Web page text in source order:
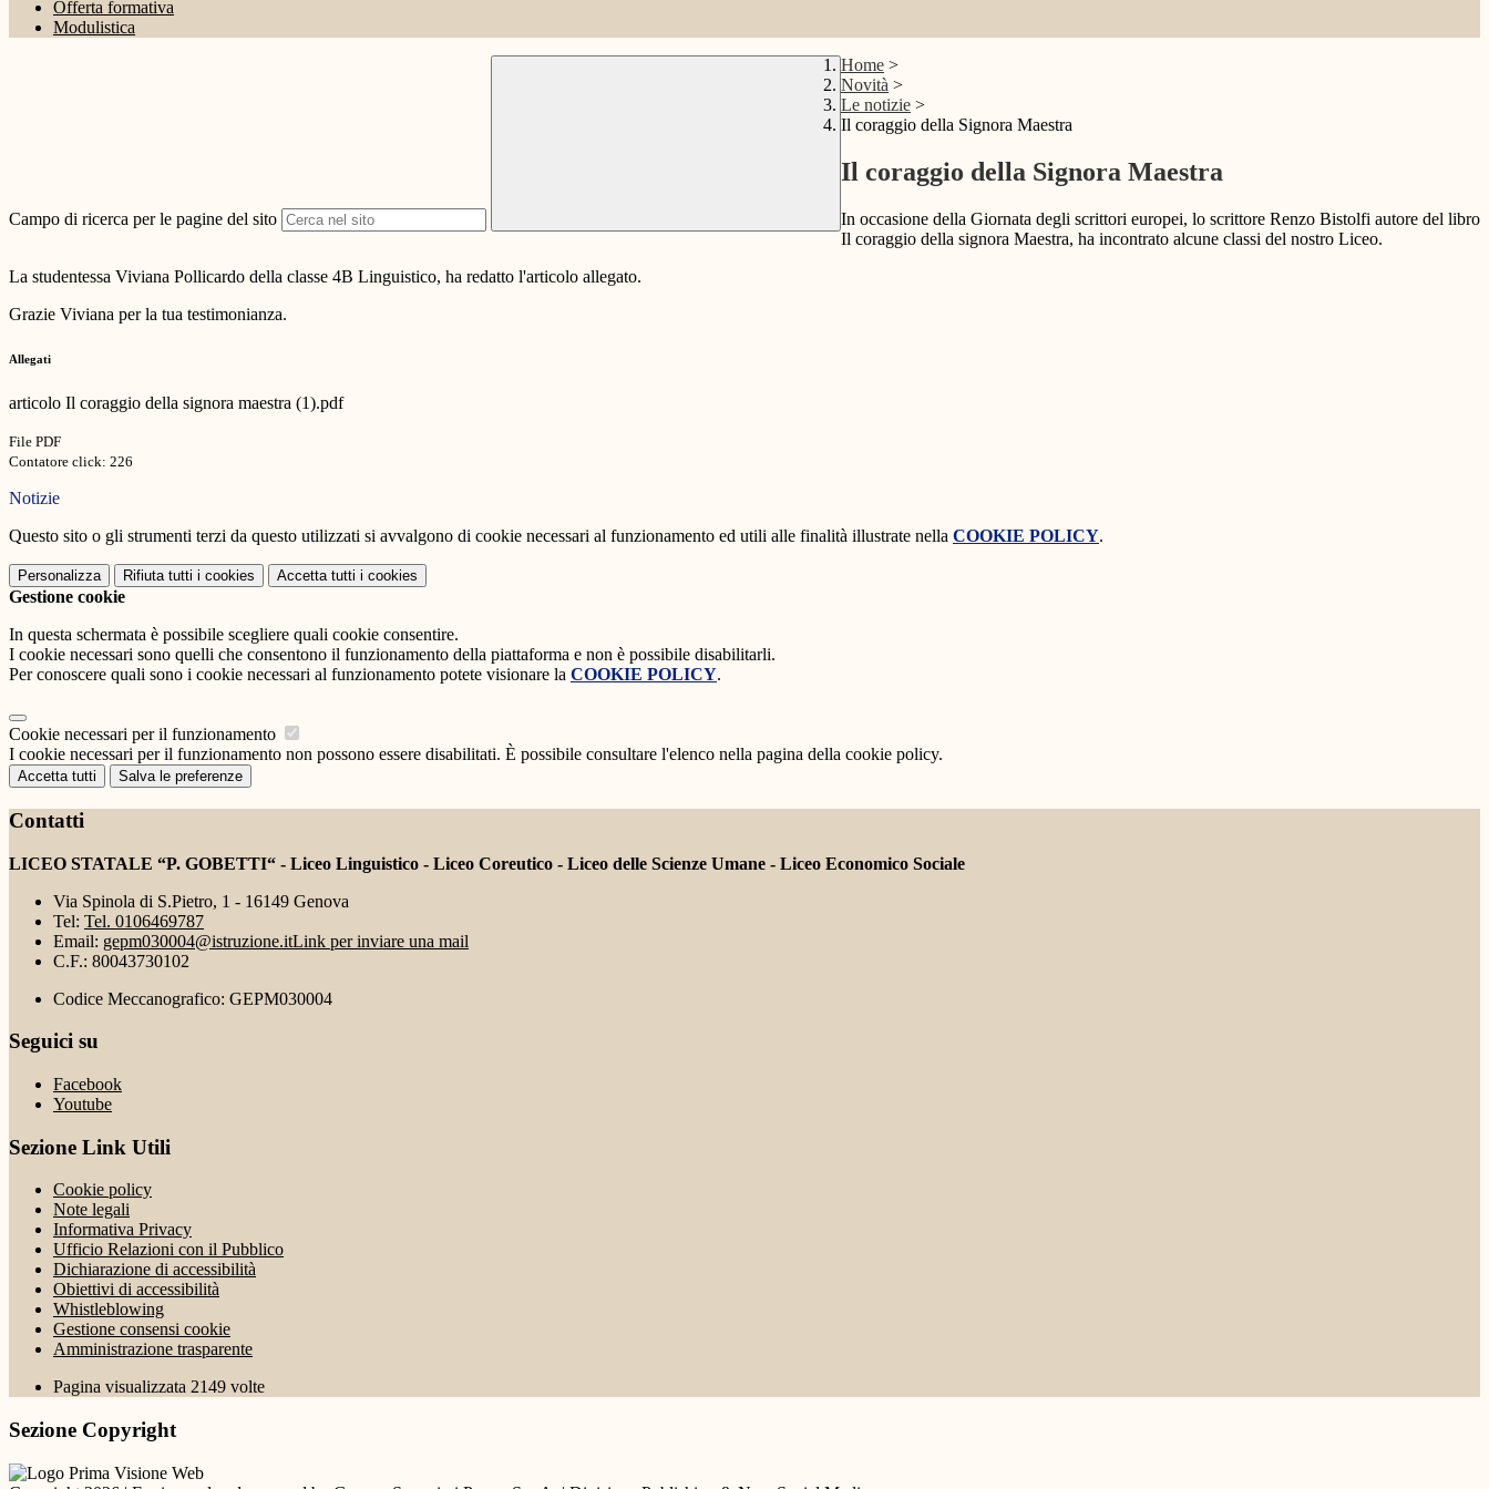
Offerta formativa
Modulistica
Campo di ricerca per le pagine del sito
Home >
Novità >
Le notizie >
Il coraggio della Signora Maestra
Il coraggio della Signora Maestra
In occasione della Giornata degli scrittori europei, lo scrittore Renzo Bistolfi autore del libro
Il coraggio della signora Maestra, ha incontrato alcune classi del nostro Liceo.
La studentessa Viviana Pollicardo della classe 4B Linguistico, ha redatto l'articolo allegato.
Grazie Viviana per la tua testimonianza.
Allegati
articolo Il coraggio della signora maestra (1).pdf
File PDF
Contatore click: 226
Notizie
Questo sito o gli strumenti terzi da questo utilizzati si avvalgono di cookie necessari al funzionamento ed utili alle finalità illustrate nella COOKIE POLICY.
Personalizza Rifiuta tutti i cookies Accetta tutti i cookies
Gestione cookie
In questa schermata è possibile scegliere quali cookie consentire.
I cookie necessari sono quelli che consentono il funzionamento della piattaforma e non è possibile disabilitarli.
Per conoscere quali sono i cookie necessari al funzionamento potete visionare la COOKIE POLICY.
Cookie necessari per il funzionamento
I cookie necessari per il funzionamento non possono essere disabilitati. È possibile consultare l'elenco nella pagina della cookie policy.
Accetta tutti Salva le preferenze
Contatti
LICEO STATALE “P. GOBETTI“ - Liceo Linguistico - Liceo Coreutico - Liceo delle Scienze Umane - Liceo Economico Sociale
Via Spinola di S.Pietro, 1 - 16149 Genova
Tel: Tel. 0106469787
Email: gepm030004@istruzione.itLink per inviare una mail
C.F.: 80043730102
Codice Meccanografico: GEPM030004
Seguici su
Facebook
Youtube
Sezione Link Utili
Cookie policy
Note legali
Informativa Privacy
Ufficio Relazioni con il Pubblico
Dichiarazione di accessibilità
Obiettivi di accessibilità
Whistleblowing
Gestione consensi cookie
Amministrazione trasparente
Pagina visualizzata 2149 volte
Sezione Copyright